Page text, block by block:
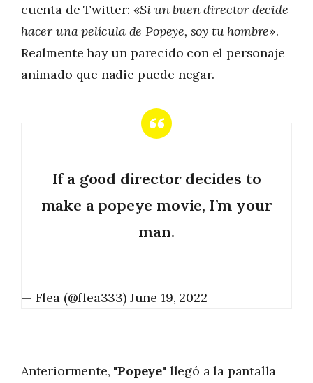
cuenta deTwitter: «Si un buen director decide
hacer una película de Popeye, soy tu hombre».
Realmente hay un parecido con el personaje
animado que nadie puede negar.
If a good director decides to
make a popeye movie, I’m your
man.
— Flea (@flea333) June 19, 2022
Anteriormente, "Popeye" llegó a la pantalla